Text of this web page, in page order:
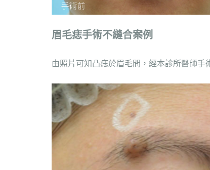
眉毛痣手術不縫合案例
由照片可知凸痣於眉毛間，經本診所醫師手